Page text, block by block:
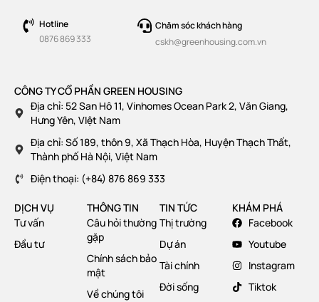
Hotline
0876 869 333
Chăm sóc khách hàng
cskh@greenhousing.com.vn
CÔNG TY CỔ PHẦN GREEN HOUSING
Địa chỉ: 52 San Hô 11, Vinhomes Ocean Park 2, Văn Giang,
Hưng Yên, VIệt Nam
Địa chỉ: Số 189, thôn 9, Xã Thạch Hòa, Huyện Thạch Thất,
Thành phố Hà Nội, Việt Nam
Điện thoại: (+84) 876 869 333
DỊCH VỤ
Tư vấn
Đầu tư
THÔNG TIN
Câu hỏi thường
gặp
Chính sách bảo
mật
Về chúng tôi
TIN TỨC
Thị trường
Dự án
Tài chính
Đời sống
KHÁM PHÁ
Facebook
Youtube
Instagram
Tiktok